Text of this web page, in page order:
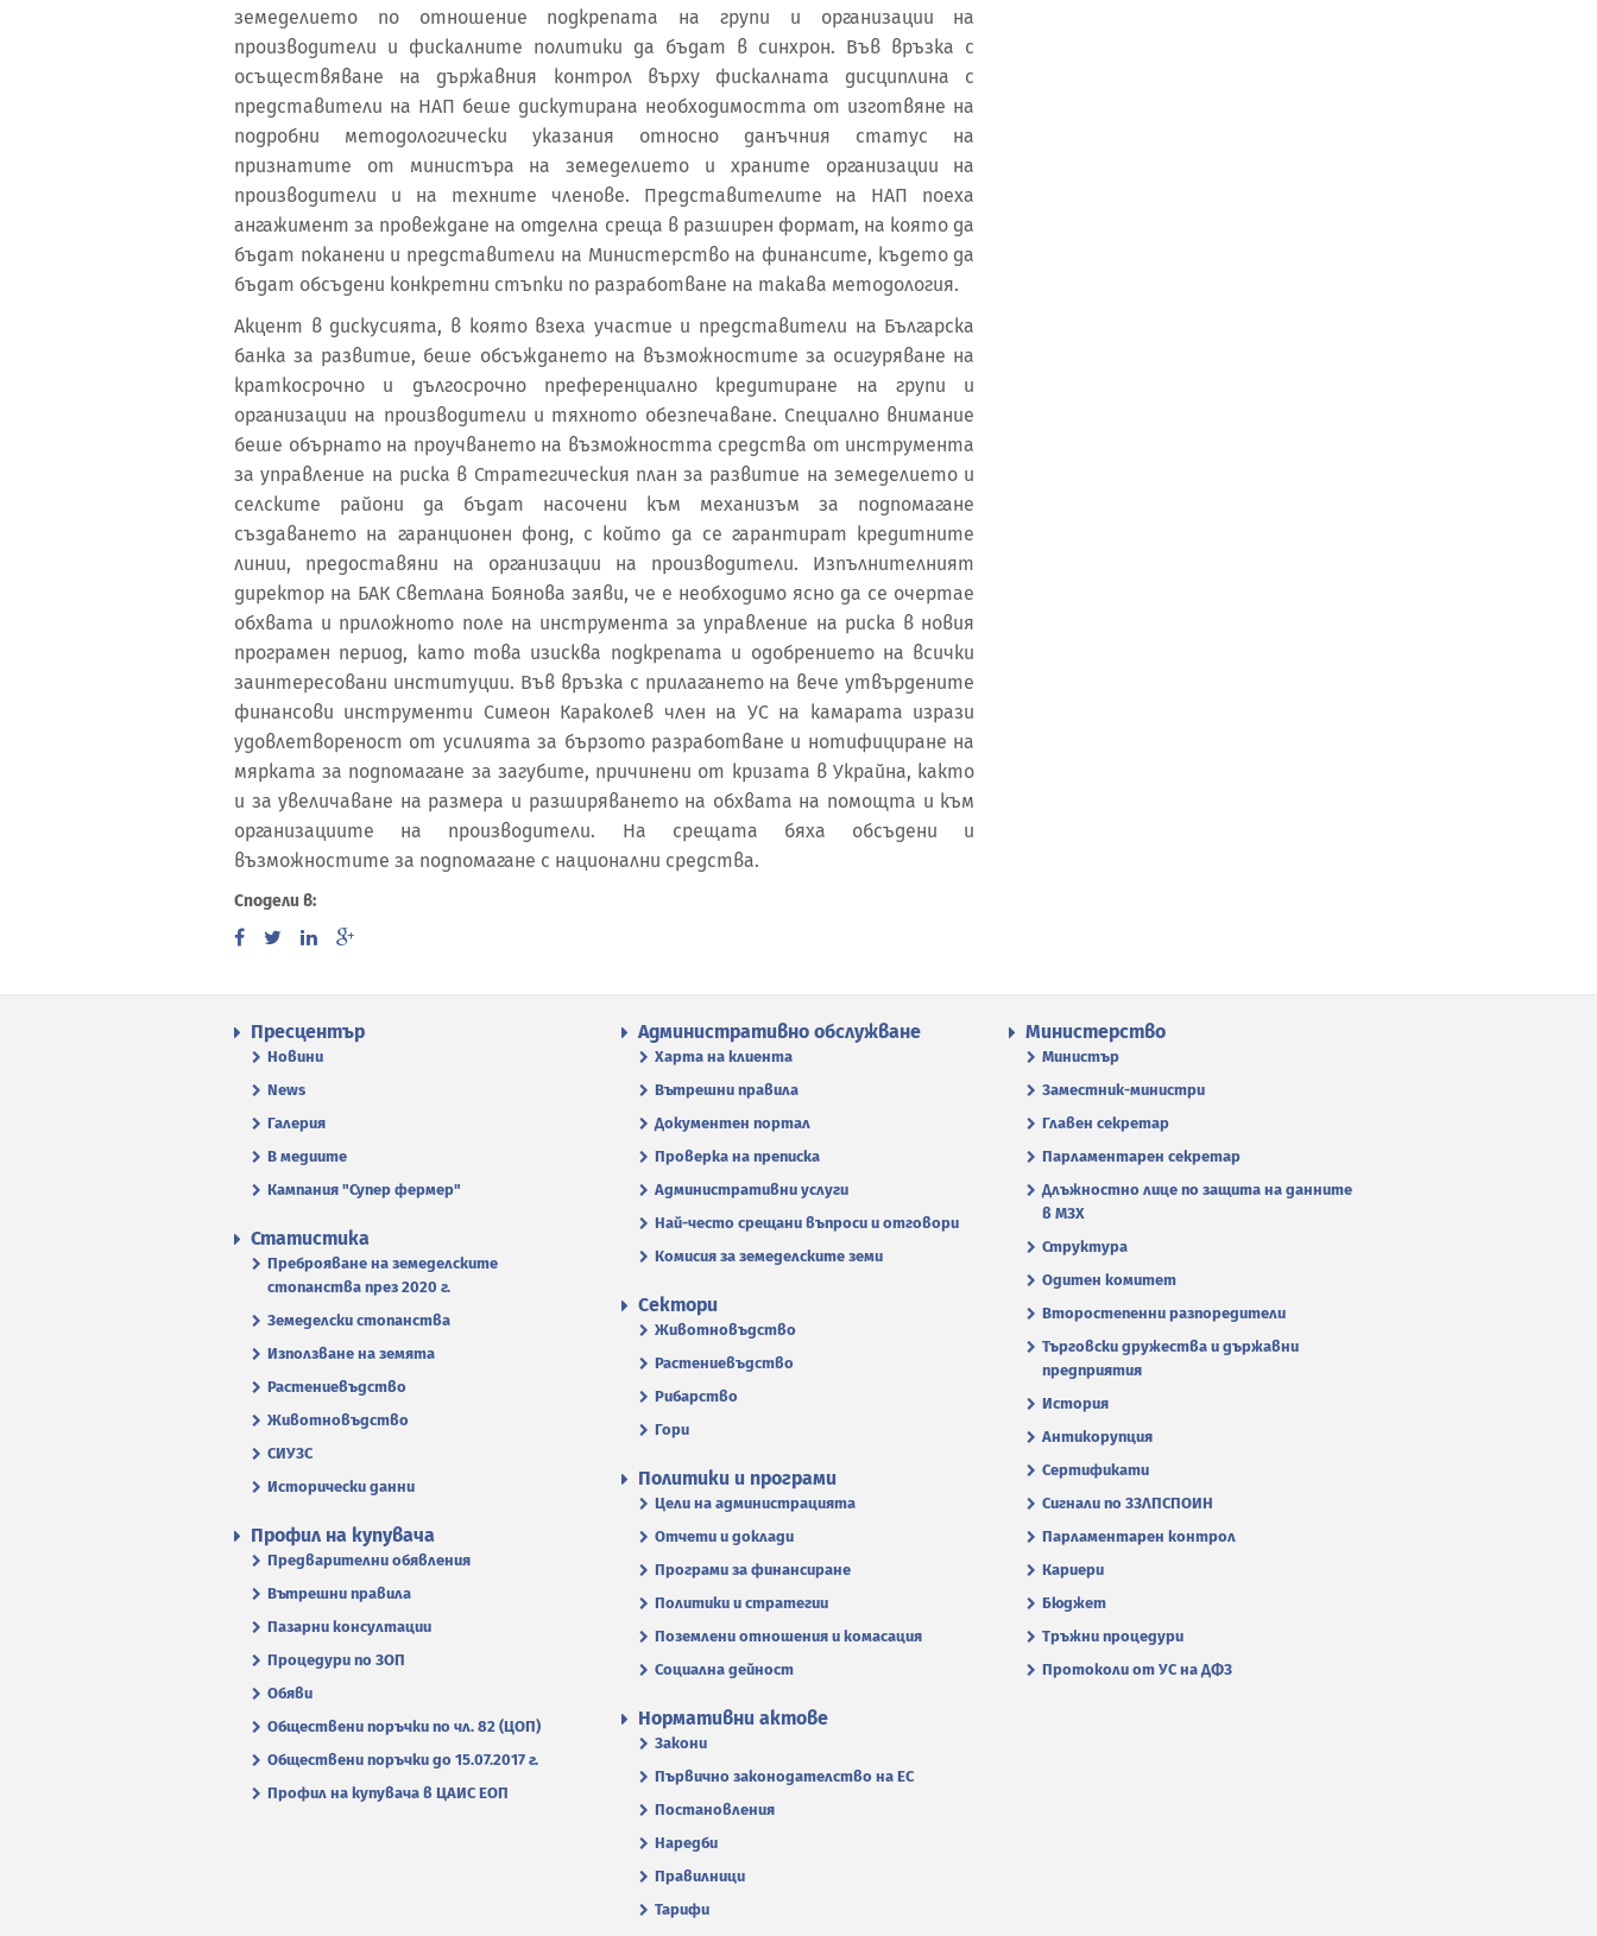
земеделието по отношение подкрепата на групи и организации на
производители и фискалните политики да бъдат в синхрон. Във връзка с
осъществяване на държавния контрол върху фискалната дисциплина с
представители на НАП беше дискутирана необходимостта от изготвяне на
подробни методологически указания относно данъчния статус на
признатите от министъра на земеделието и храните организации на
производители и на техните членове. Представителите на НАП поеха
ангажимент за провеждане на отделна среща в разширен формат, на която да
бъдат поканени и представители на Министерство на финансите, където да
бъдат обсъдени конкретни стъпки по разработване на такава методология.
Акцент в дискусията, в която взеха участие и представители на Българска
банка за развитие, беше обсъждането на възможностите за осигуряване на
краткосрочно и дългосрочно преференциално кредитиране на групи и
организации на производители и тяхното обезпечаване. Специално внимание
беше обърнато на проучването на възможността средства от инструмента
за управление на риска в Стратегическия план за развитие на земеделието и
селските райони да бъдат насочени към механизъм за подпомагане
създаването на гаранционен фонд, с който да се гарантират кредитните
линии, предоставяни на организации на производители. Изпълнителният
директор на БАК Светлана Боянова заяви, че е необходимо ясно да се очертае
обхвата и приложното поле на инструмента за управление на риска в новия
програмен период, като това изисква подкрепата и одобрението на всички
заинтересовани институции. Във връзка с прилагането на вече утвърдените
финансови инструменти Симеон Караколев член на УС на камарата изрази
удовлетвореност от усилията за бързото разработване и нотифициране на
мярката за подпомагане за загубите, причинени от кризата в Украйна, както
и за увеличаване на размера и разширяването на обхвата на помощта и към
организациите на производители. На срещата бяха обсъдени и
възможностите за подпомагане с национални средства.
Сподели в:
Пресцентър
Новини
News
Галерия
В медиите
Кампания "Супер фермер"
Административно обслужване
Харта на клиента
Вътрешни правила
Документен портал
Проверка на преписка
Административни услуги
Най-често срещани въпроси и отговори
Комисия за земеделските земи
Министерство
Министър
Заместник-министри
Главен секретар
Парламентарен секретар
Длъжностно лице по защита на данните
в МЗХ
Структура
Одитен комитет
Второстепенни разпоредители
Търговски дружества и държавни
предприятия
История
Антикорупция
Сертификати
Сигнали по ЗЗЛПСПОИН
Парламентарен контрол
Кариери
Бюджет
Тръжни процедури
Протоколи от УС на ДФЗ
Статистика
Преброяване на земеделските
стопанства през 2020 г.
Земеделски стопанства
Използване на земята
Растениевъдство
Животновъдство
СИУЗС
Исторически данни
Сектори
Животновъдство
Растениевъдство
Рибарство
Гори
Политики и програми
Цели на администрацията
Отчети и доклади
Програми за финансиране
Политики и стратегии
Поземлени отношения и комасация
Социална дейност
Профил на купувача
Предварителни обявления
Вътрешни правила
Пазарни консултации
Процедури по ЗОП
Обяви
Обществени поръчки по чл. 82 (ЦОП)
Обществени поръчки до 15.07.2017 г.
Профил на купувача в ЦАИС ЕОП
Нормативни актове
Закони
Първично законодателство на ЕС
Постановления
Наредби
Правилници
Тарифи